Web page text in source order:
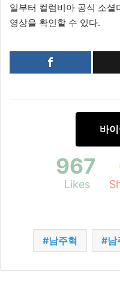
일부터 컬럼비아 공식 소셜
영상을 확인할 수 있다.
바
967
Likes
남주혁 남